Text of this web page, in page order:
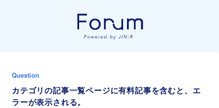
Question
カテゴリの記事一覧ページに有料記事を含むと、エ
ラーが表示される。